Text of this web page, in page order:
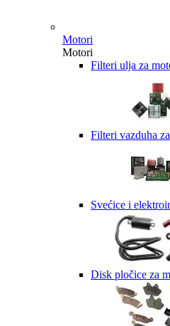
Motori
Motori
Filteri ulja za
Filteri vazduha
Svećice i
Disk pločice za